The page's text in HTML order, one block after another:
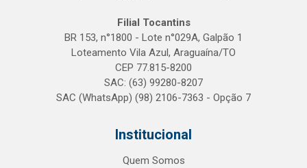
Filial Tocantins
BR 153, n°1800 - Lote n°029A, Galpão 1
Loteamento Vila Azul, Araguaína/TO
CEP 77.815-8200
SAC: (63) 99280-8207
SAC (WhatsApp) (98) 2106-7363 - Opção 7
Institucional
Quem Somos